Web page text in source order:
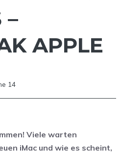
–
APPLE
14
Viele warten
iMac und wie es scheint,